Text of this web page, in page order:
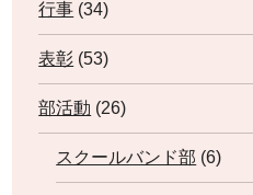
行事 (34)
表彰 (53)
部活動 (26)
スクールバンド部 (6)